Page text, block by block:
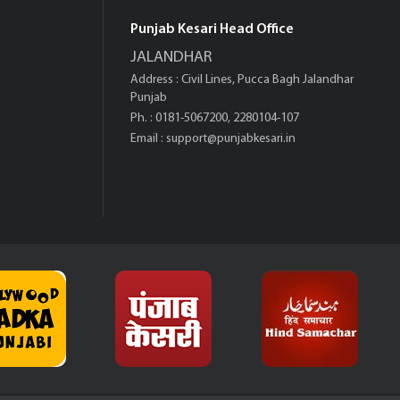
Punjab Kesari Head Office
JALANDHAR
Address : Civil Lines, Pucca Bagh Jalandhar
Punjab
Ph. : 0181-5067200, 2280104-107
Email : support@punjabkesari.in